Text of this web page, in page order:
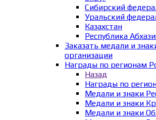
Сибирский
Уральский
Казахстан
Республика
Заказать медали и
организации
Награды по регионам
Назад
Награды по
Медали и знаки
Медали и знаки
Медали и знаки